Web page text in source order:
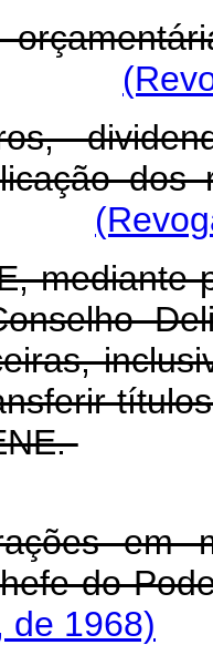
mediante
em
do
de 1968)